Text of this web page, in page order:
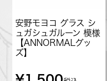
安野モヨコ グラス シ
ュガシュガルーン 模様
【ANNORMALグッ
ズ】